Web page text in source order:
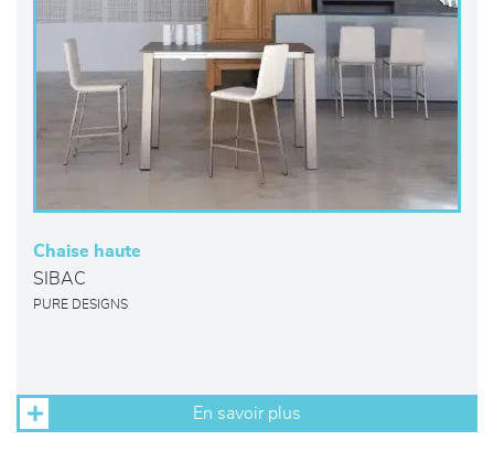
Chaise haute
SIBAC
PURE DESIGNS
En savoir plus